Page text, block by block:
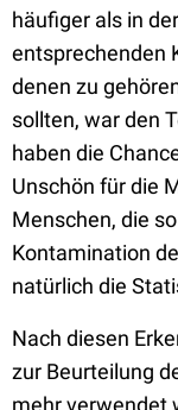
häufiger als in
entsprechenden
denen zu
sollten, war den
haben die
Unschön für die
Menschen, die
Kontamination
natürlich die
Nach diesen
zur Beurteilung
mehr verwendet